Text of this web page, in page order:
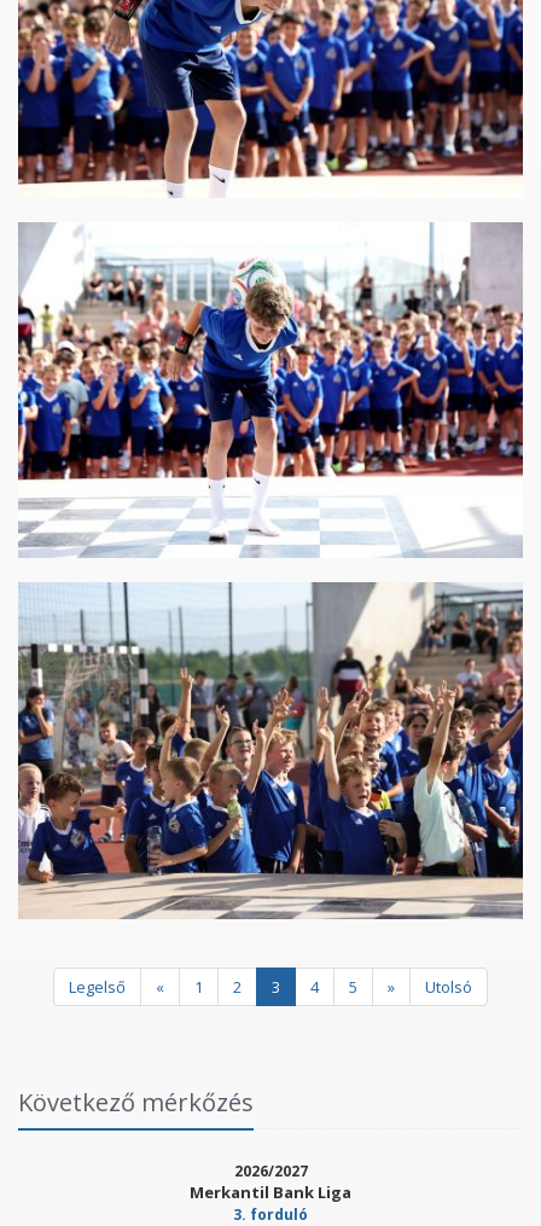
Legelső « 1 2 3 4 5 » Utolsó
Következő mérkőzés
2026/2027
Merkantil Bank Liga
3. forduló